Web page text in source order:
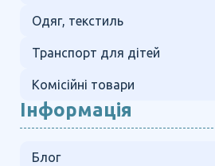
Одяг, текстиль
Транспорт для дітей
Комісійні товари
Інформація
Блог